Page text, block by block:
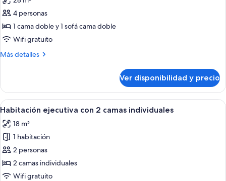
las
fotos
de
Habitación
4 personas
1 cama doble y 1 sofá cama doble
Wifi gratuito
Más detalles
Más
Ver disponibilidad y precio
Ver
todas
las
fotos
de
Habitación
ejecutiva
Habitación de hotel con dos camas,
4
Habitación ejecutiva con 2 camas individuales
18 m²
1 habitación
2 personas
2 camas individuales
Wifi gratuito